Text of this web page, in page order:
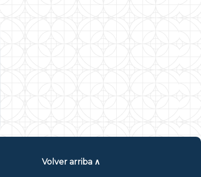
Volver arriba ∧